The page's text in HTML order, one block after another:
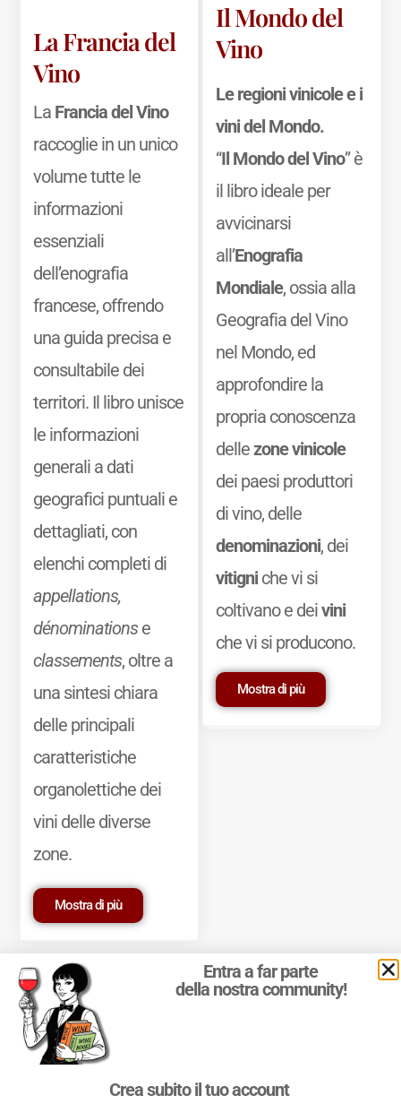
La Francia del
Vino
La Francia del Vino
raccoglie in un unico
volume tutte le
informazioni
essenziali
dell’enografia
francese, offrendo
una guida precisa e
consultabile dei
territori. Il libro unisce
le informazioni
generali a dati
geografici puntuali e
dettagliati, con
elenchi completi di
appellations,
dénominationse
classements, oltre a
una sintesi chiara
delle principali
caratteristiche
organolettiche dei
vini delle diverse
zone.
Mostra di più
Il Mondo del
Vino
Le regioni vinicole e i
vini del Mondo.
“Il Mondo del Vino” è
il libro ideale per
avvicinarsi
all’Enografia
Mondiale, ossia alla
Geografia del Vino
nel Mondo, ed
approfondire la
propria conoscenza
dellezone vinicole
dei paesi produttori
di vino, delle
denominazioni, dei
vitigniche vi si
coltivano e deivini
che vi si producono.
Mostra di più
Marchio Reg. | P.IVA 03921390245
Entra a far parte
della nostra community!
Crea subito il tuo account